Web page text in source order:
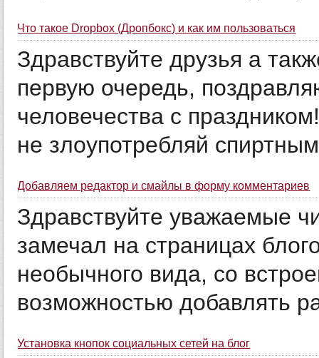
Что такое Dropbox (Дропбокс) и как им пользоваться
Здравствуйте друзья а
первую очередь,
человечества с
не злоупотребляй
Добавляем редактор и смайлы в форму комментариев
Здравствуйте уважаемые
замечал на страницах
необычного вида, со
возможностью добавлять
Установка кнопок социальных сетей на блог